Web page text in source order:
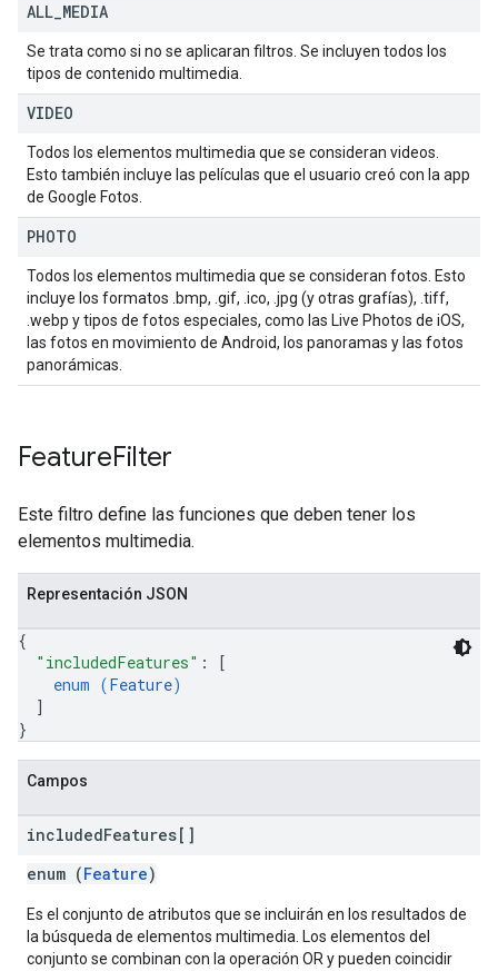
ALL MEDIA
Se trata como si no se aplicaran filtros. Se incluyen todos los
tipos de contenido multimedia.
VIDEO
Todos los elementos multimedia que se consideran videos.
Esto también incluye las películas que el usuario creó con la app
de Google Fotos.
PHOTO
Todos los elementos multimedia que se consideran fotos. Esto
incluye los formatos .bmp, .gif, .ico, .jpg (y otras grafías), .tiff,
.webp y tipos de fotos especiales, como las Live Photos de iOS,
las fotos en movimiento de Android, los panoramas y las fotos
panorámicas.
FeatureFilter
Este filtro define las funciones que deben tener los
elementos multimedia.
Representación JSON
{
"includedFeatures" :
[
enum (Feature)
]
}
Campos
includedFeatures[]
enum (Feature)
Es el conjunto de atributos que se incluirán en los resultados de
la búsqueda de elementos multimedia. Los elementos del
conjunto se combinan con la operación OR y pueden coincidir